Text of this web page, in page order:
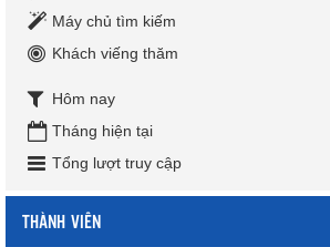
Máy chủ tìm kiếm
Khách viếng thăm
Hôm nay
Tháng hiện tại
Tổng lượt truy cập
THÀNH VIÊN